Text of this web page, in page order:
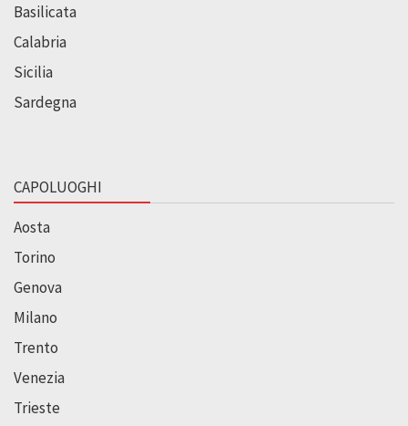
Basilicata
Calabria
Sicilia
Sardegna
CAPOLUOGHI
Aosta
Torino
Genova
Milano
Trento
Venezia
Trieste